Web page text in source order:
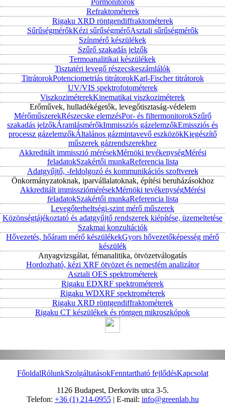
Refraktométerek
Rigaku XRD röntgendiffraktométerek
SűrűségmérőkKézi sűrűségmérőAsztali sűrűségmérők
Színmérő készülékek
Szűrő szakadás jelzők
Termoanalitikai készülékek
Tisztatéri levegő részecskeszámlálók
TitrátorokPotenciometriás titrátorokKarl-Fischer titrátorok
UV/VIS spektrofotométerek
ViszkoziméterekKinematikai viszkoziméterek
Erőművek, hulladékégetők, levegőtisztaság-védelem
MérőműszerekRészecske elemzésPor- és filtermonitorokSzűrő
szakadás jelzőkÁramlásmérőkImmissziós gázelemzőkEmissziós és
processz gázelemzőkÁltalános gázmintavevő eszközökKiegészítő
műszerek gázrendszerekhez
Akkreditált immisszió mérésekMérnöki tevékenységMérési
feladatokSzakértői munkaReferencia lista
Adatgyűjtő, -feldolgozó és kommunikációs szoftverek
Önkormányzatoknak, iparvállalatoknak, építési beruházásokhoz
Akkreditált immissziómérésekMérnöki tevékenységMérési
feladatokSzakértői munkaReferencia lista
Levegőterheltségi-szint mérő műszerek
Közönségtájékoztató és adatgyűjtő rendszerek kiépítése, üzemeltetése
Szakmai konzultációk
Hővezetés, hőáram mérő készülékekGyors hővezetőképesség mérő
készülék
Anyagvizsgálat, fémanalitika, ötvözetválogatás
Hordozható, kézi XRF ötvözet és nemesfém analizátor
Asztali OES spektrométerek
Rigaku EDXRF spektrométerek
Rigaku WDXRF spektrométerek
Rigaku XRD röntgendiffraktométerek
Rigaku CT készülékek és röntgen mikroszkópok
FőoldalRólunkSzolgáltatásokFenntartható fejlődésKapcsolat
1126 Budapest, Derkovits utca 3-5.
Telefon: +36 (1) 214-0955| E-mail: info@greenlab.hu